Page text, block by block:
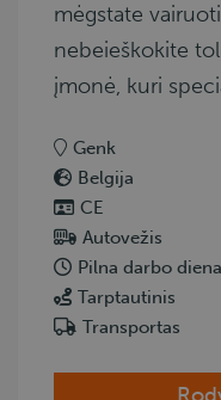
mėgstate
nebeieškokite
įmonė, kuri
Genk
Belgija
CE
Autovežis
Pilna darbo diena
Tarptautinis
Transportas